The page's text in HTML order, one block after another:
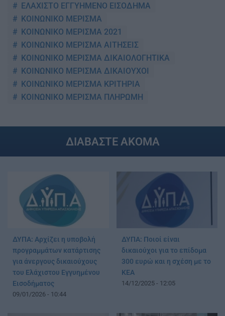
ΕΛΑΧΙΣΤΟ ΕΓΓΥΗΜΕΝΟ ΕΙΣΟΔΗΜΑ
ΚΟΙΝΩΝΙΚΟ ΜΕΡΙΣΜΑ
ΚΟΙΝΩΝΙΚΟ ΜΕΡΙΣΜΑ 2021
ΚΟΙΝΩΝΙΚΟ ΜΕΡΙΣΜΑ ΑΙΤΗΣΕΙΣ
ΚΟΙΝΩΝΙΚΟ ΜΕΡΙΣΜΑ ΔΙΚΑΙΟΛΟΓΗΤΙΚΑ
ΚΟΙΝΩΝΙΚΟ ΜΕΡΙΣΜΑ ΔΙΚΑΙΟΥΧΟΙ
ΚΟΙΝΩΝΙΚΟ ΜΕΡΙΣΜΑ ΚΡΙΤΗΡΙΑ
ΚΟΙΝΩΝΙΚΟ ΜΕΡΙΣΜΑ ΠΛΗΡΩΜΗ
ΔΙΑΒΑΣΤΕ ΑΚΟΜΑ
ΔΥΠΑ: Αρχίζει η υποβολή
προγραμμάτων κατάρτισης
για άνεργους δικαιούχους
του Ελάχιστου Εγγυημένου
Εισοδήματος
09/01/2026 - 10:44
ΔΥΠΑ: Ποιοί είναι
δικαιούχοι για το επίδομα
300 ευρώ και η σχέση με το
ΚΕΑ
14/12/2025 - 12:05